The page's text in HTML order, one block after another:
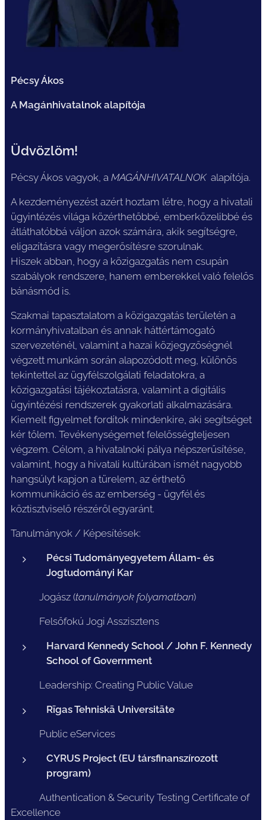
Pécsy Ákos
A Magánhivatalnok alapítója
Üdvözlöm!
Pécsy Ákos vagyok, a MAGÁNHIVATALNOKalapítója.
A kezdeményezést azért hoztam létre, hogy a hivatali
ügyintézés világa közérthetőbbé, emberközelibbé és
átláthatóbbá váljon azok számára, akik segítségre,
eligazításra vagy megerősítésre szorulnak.
Hiszek abban, hogy a közigazgatás nem csupán
szabályok rendszere, hanem emberekkel való felelős
bánásmód is.
Szakmai tapasztalatom a közigazgatás területén a
kormányhivatalban és annak háttértámogató
szervezeténél, valamint a hazai közjegyzőségnél
végzett munkám során alapozódott meg, különös
tekintettel az ügyfélszolgálati feladatokra, a
közigazgatási tájékoztatásra, valamint a digitális
ügyintézési rendszerek gyakorlati alkalmazására.
Kiemelt figyelmet fordítok mindenkire, aki segítséget
kér tőlem. Tevékenységemet felelősségteljesen
végzem. Célom, a hivatalnoki pálya népszerűsítése,
valamint, hogy a hivatali kultúrában ismét nagyobb
hangsúlyt kapjon a türelem, az érthető
kommunikáció és az emberség - ügyfél és
köztisztviselő részéről egyaránt.
Tanulmányok / Képesítések:
Pécsi Tudományegyetem Állam- és
Jogtudományi Kar
Jogász (tanulmányok folyamatban)
Felsőfokú Jogi Asszisztens
Harvard Kennedy School / John F. Kennedy
School of Government
Leadership: Creating Public Value
Rīgas Tehniskā Universitāte
Public eServices
CYRUS Project (EU társfinanszírozott
program)
Authentication & Security Testing Certificate of
Excellence